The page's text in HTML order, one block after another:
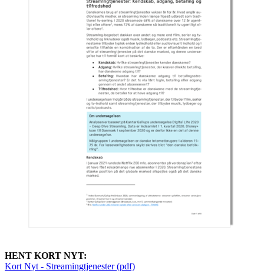
HENT KORT NYT:
Kort Nyt - Streamingtjenester (pdf)